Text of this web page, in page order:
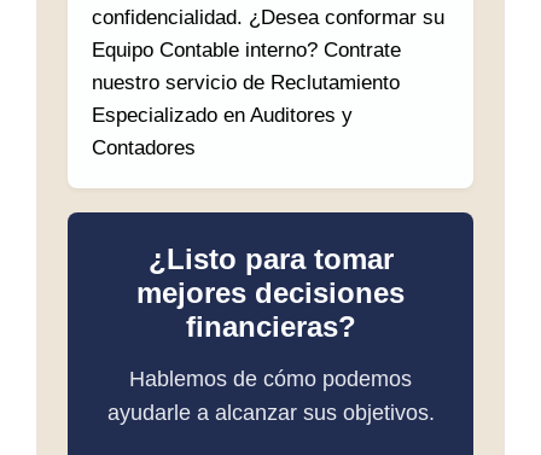
confidencialidad. ¿Desea conformar su
Equipo Contable interno? Contrate
nuestro servicio de Reclutamiento
Especializado en Auditores y
Contadores
¿Listo para tomar
mejores decisiones
financieras?
Hablemos de cómo podemos
ayudarle a alcanzar sus objetivos.